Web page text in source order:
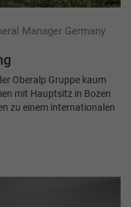
Manager Germany
Oberalp Gruppe kaum
mit Hauptsitz in Bozen
zu einem internationalen